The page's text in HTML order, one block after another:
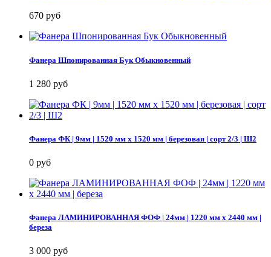
670 руб
Фанера Шпонированная Бук Обыкновенный
1 280 руб
Фанера ФК | 9мм | 1520 мм х 1520 мм | березовая | сорт 2/3 | Ш2
0 руб
Фанера ЛАМИНИРОВАННАЯ ФОФ | 24мм | 1220 мм х 2440 мм |
береза
3 000 руб